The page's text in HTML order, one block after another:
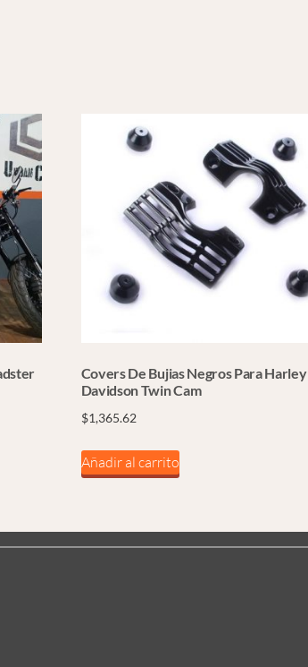
Covers De Bujias Negros Para Harley
Davidson Twin Cam
$1,365.62
Añadir al carrito